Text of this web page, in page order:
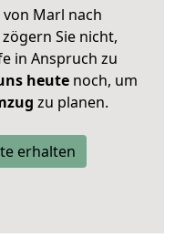
Marl nach
Sie nicht,
in Anspruch zu
heutenoch, um
zu planen.
erhalten